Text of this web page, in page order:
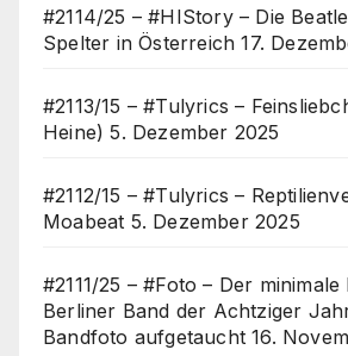
#2114/25 – #HIStory – Die
Spelter in Österreich 17.
#2113/15 – #Tulyrics –
Heine) 5. Dezember 2025
#2112/15 – #Tulyrics –
Moabeat 5. Dezember 2025
#2111/25 – #Foto – Der
Berliner Band der Achtziger
Bandfoto aufgetaucht 16.